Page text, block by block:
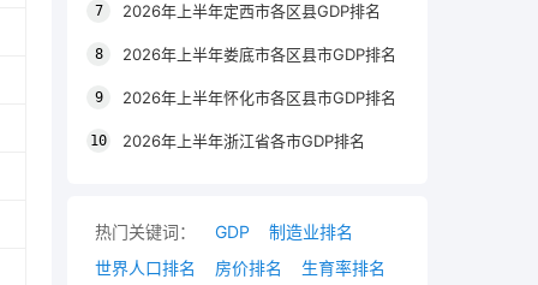
2026年上半年定西市各区县GDP排名
2026年上半年娄底市各区县市GDP排名
2026年上半年怀化市各区县市GDP排名
2026年上半年浙江省各市GDP排名
热门关键词： GDP
制造业排名
世界人口排名
房价排名 生育率排名